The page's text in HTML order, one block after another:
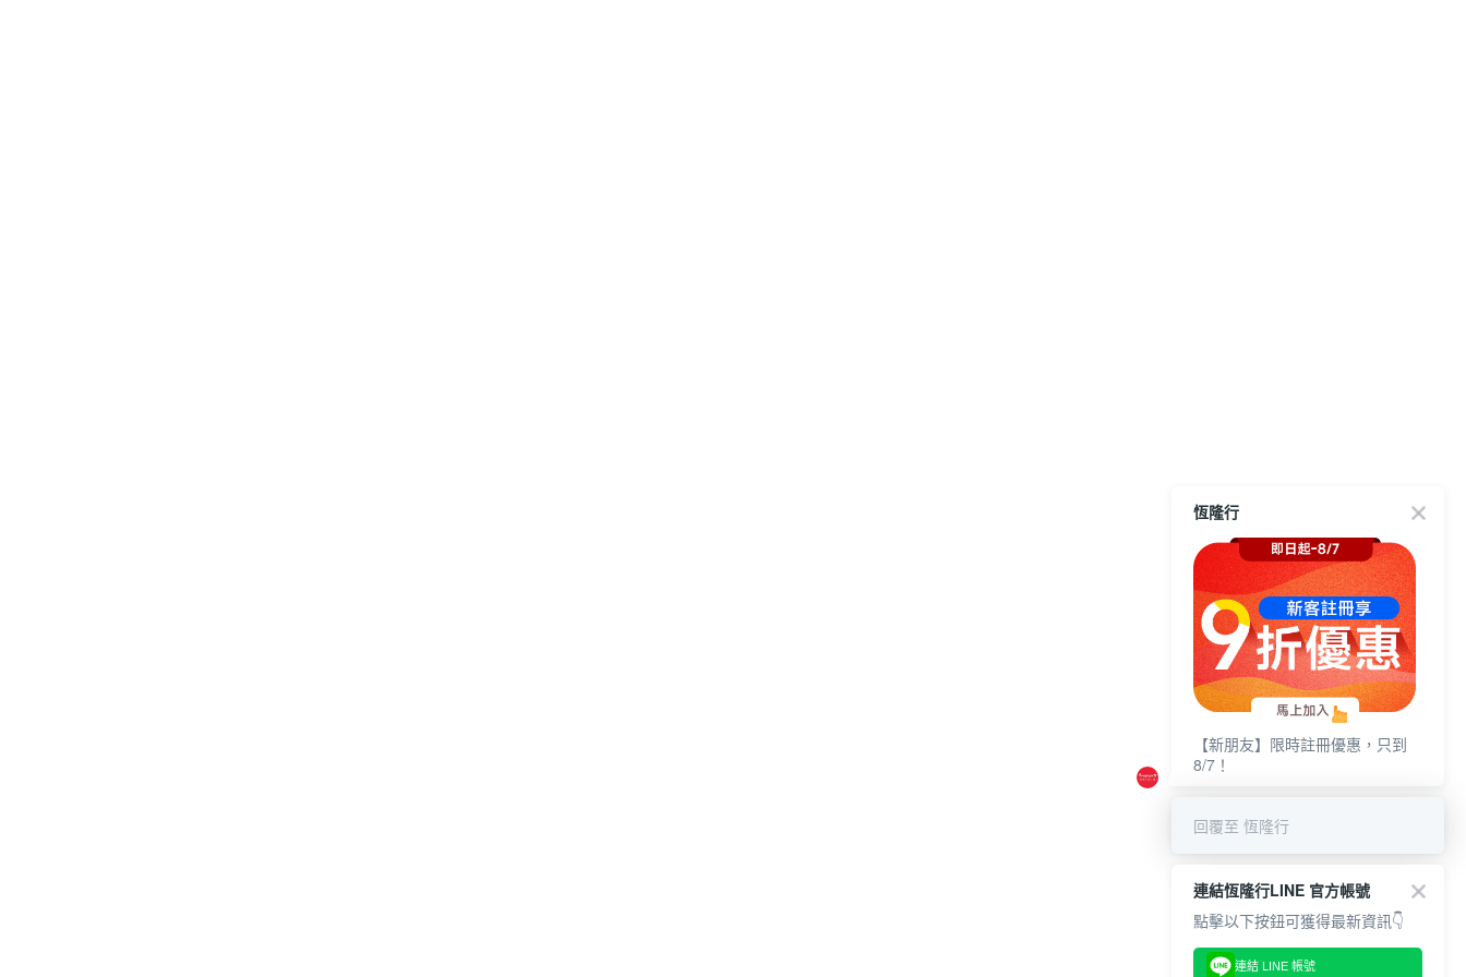
恆隆行
【新朋友】限時註冊優惠，只到
8/7！
回覆至 恆隆行
連結恆隆行LINE 官方帳號
點擊以下按鈕可獲得最新資訊👇
連結 LINE 帳號